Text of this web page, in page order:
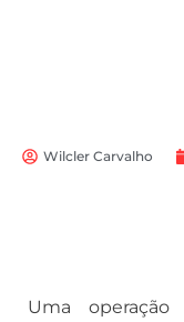
Wilcler Carvalho
Uma